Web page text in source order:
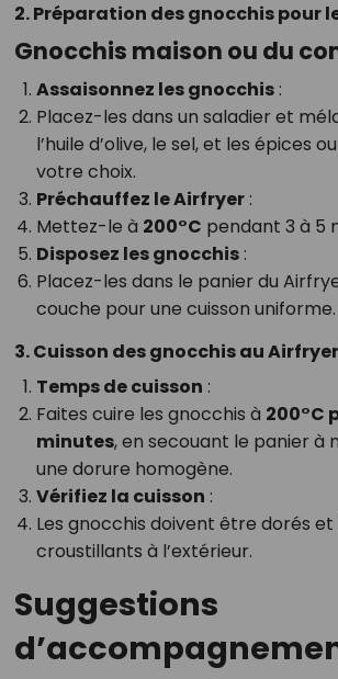
2. Préparation des gnocchis pour
Gnocchis maison ou du
Assaisonnez les gnocchis:
Placez-les dans un saladier et
l’huile d’olive, le sel, et les épices
votre choix.
Préchauffez le Airfryer:
Mettez-le à 200°C pendant 3 à 5
Disposez les gnocchis:
Placez-les dans le panier du
couche pour une cuisson uniforme.
3. Cuisson des gnocchis au Airfryer
Temps de cuisson :
Faites cuire les gnocchis à 200°C
minutes, en secouant le panier à
une dorure homogène.
Vérifiez la cuisson :
Les gnocchis doivent être dorés
croustillants à l’extérieur.
Suggestions